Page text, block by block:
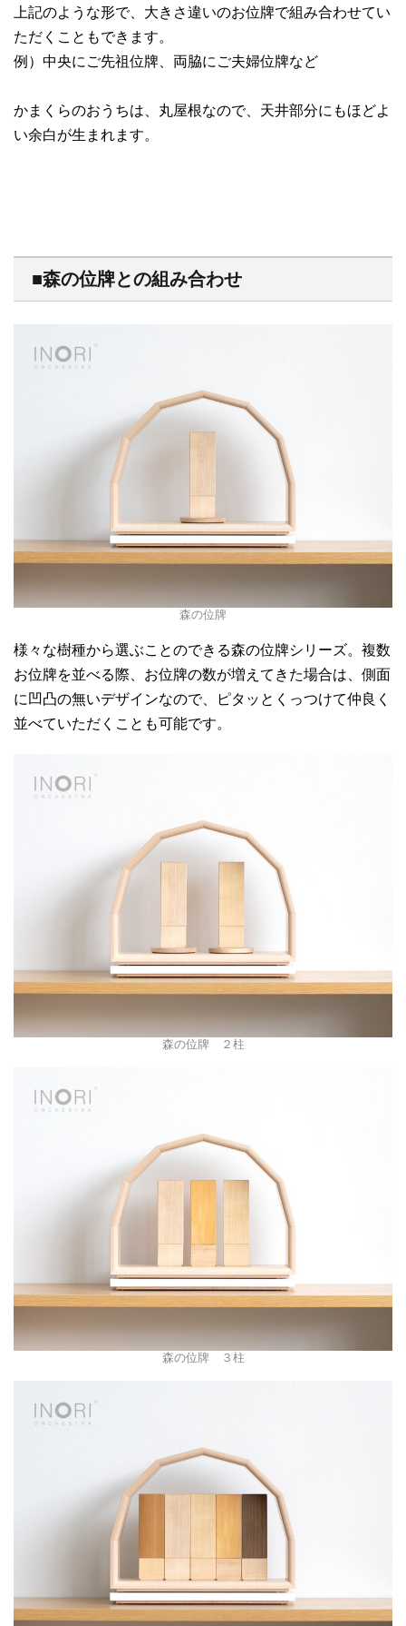
上記のような形で、大きさ違いのお位牌で組み合わせてい
ただくこともできます。
例）中央にご先祖位牌、両脇にご夫婦位牌など
かまくらのおうちは、丸屋根なので、天井部分にもほどよ
い余白が生まれます。
■森の位牌との組み合わせ
森の位牌
様々な樹種から選ぶことのできる森の位牌シリーズ。複数
お位牌を並べる際、お位牌の数が増えてきた場合は、側面
に凹凸の無いデザインなので、ピタッとくっつけて仲良く
並べていただくことも可能です。
森の位牌 ２柱
森の位牌 ３柱